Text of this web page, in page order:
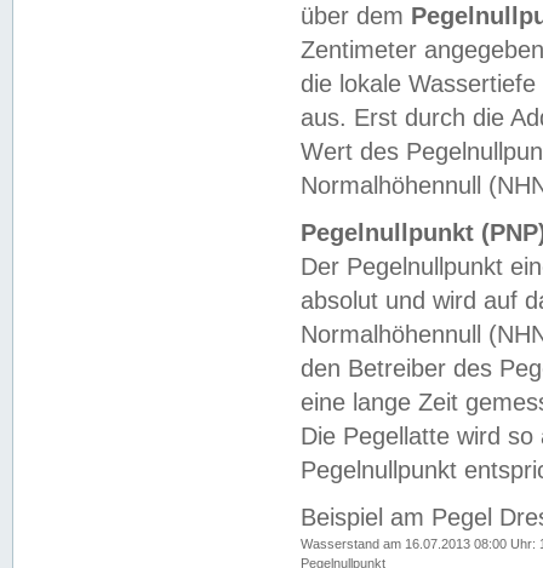
über dem
Zentimeter
die lokale
aus. Erst durch die
Wert des
Normalhöhennull
Pegelnullpunkt
Der Pegelnullpunkt
absolut und wird auf
Normalhöhennull
den Betreiber des
eine lange Zeit
Die Pegellatte wird
Pegelnullpunkt
Beispiel am Pegel
Wasserstand am 16.07.2013 08:00 Uhr:
Pegelnullpunkt